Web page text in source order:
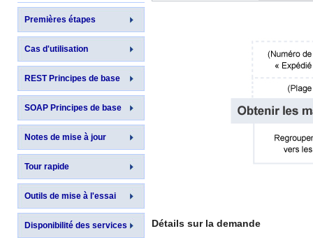
Premières étapes
Cas d'utilisation
REST Principes de base
SOAP Principes de base
Notes de mise à jour
Tour rapide
Outils de mise à l'essai
Disponibilité des services Détails sur la demande